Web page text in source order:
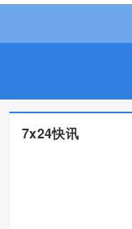
7x24快讯